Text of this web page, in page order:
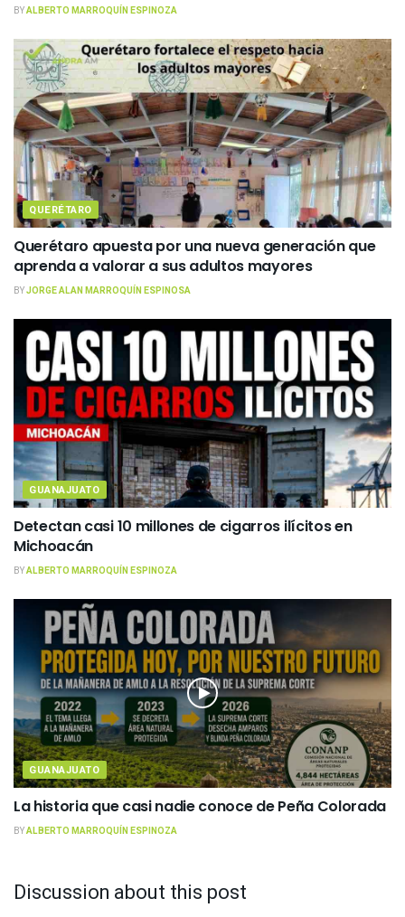
BYALBERTO MARROQUÍN ESPINOZA
QUERÉTARO
Querétaro apuesta por una nueva generación que
aprenda a valorar a sus adultos mayores
BYJORGE ALAN MARROQUÍN ESPINOSA
GUANAJUATO
Detectan casi 10 millones de cigarros ilícitos en
Michoacán
BYALBERTO MARROQUÍN ESPINOZA
GUANAJUATO
La historia que casi nadie conoce de Peña Colorada
BYALBERTO MARROQUÍN ESPINOZA
Discussion about this post